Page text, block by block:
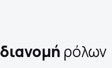
διανομή ρόλων